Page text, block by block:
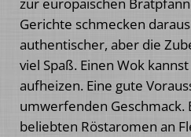
zur europäischen
Gerichte schmecken
authentischer, aber die
viel Spaß. Einen Wok
aufheizen. Eine gute
umwerfenden Geschmack.
beliebten Röstaromen an